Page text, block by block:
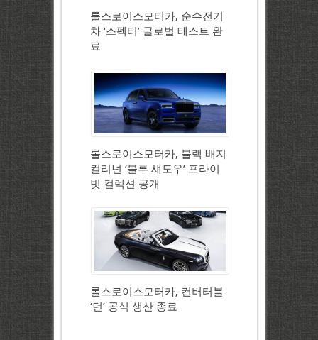
롤스로이스모터카, 순수전기
차 ‘스펙터’ 글로벌 테스트 완
료
롤스로이스모터카, 블랙 배지
컬리넌 ‘블루 섀도우’ 프라이
빗 컬렉션 공개
롤스로이스모터카, 컨버터블
‘던’ 공식 생산 종료